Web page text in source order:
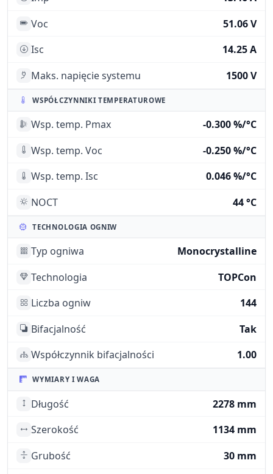
Voc
51.06 V
Isc
14.25 A
Maks. napięcie systemu
1500 V
WSPÓŁCZYNNIKI TEMPERATUROWE
Wsp. temp. Pmax
-0.300 %/°C
Wsp. temp. Voc
-0.250 %/°C
Wsp. temp. Isc
0.046 %/°C
NOCT
44 °C
TECHNOLOGIA OGNIW
Typ ogniwa
Monocrystalline
Technologia
TOPCon
Liczba ogniw
144
Bifacjalność
Tak
Współczynnik bifacjalności
1.00
WYMIARY I WAGA
Długość
2278 mm
Szerokość
1134 mm
Grubość
30 mm